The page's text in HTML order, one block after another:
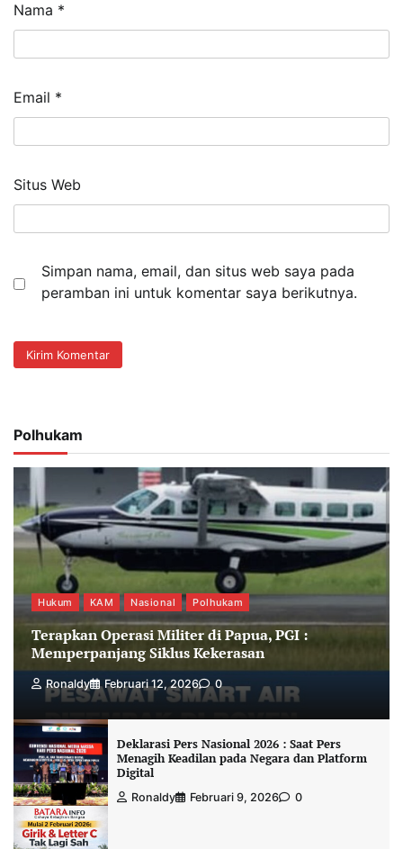
Nama *
Email *
Situs Web
Simpan nama, email, dan situs web saya pada
peramban ini untuk komentar saya berikutnya.
Polhukam
Hukum KAM Nasional Polhukam
Terapkan Operasi Militer di Papua, PGI :
Memperpanjang Siklus Kekerasan
Ronaldy Februari 12, 2026 0
Deklarasi Pers Nasional 2026 : Saat Pers
Menagih Keadilan pada Negara dan Platform
Digital
Ronaldy Februari 9, 2026 0